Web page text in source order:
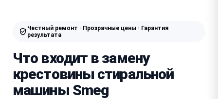
Честный ремонт · Прозрачные цены · Гарантия
результата
Что входит в замену
крестовины стиральной
машины Smeg